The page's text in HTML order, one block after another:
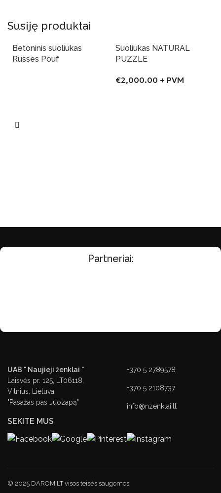
Susiję produktai
Betoninis suoliukas
Russes Pouf
Suoliukas NATURAL
PUZZLE
€2,000.00 + PVM
Partneriai:
UAB " Naujieji ženklai "
Laisvės pr. 125, LT06118,
Vilnius, Lietuva
"Pasažas pas Juozapą"
+370 5 2789578
+370 5 2108737
info@nzenklai.lt
SEKITE MUS
© 2025 DAROM.LT visos teisės saugomos.